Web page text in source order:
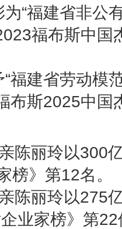
“福建省非公
福布斯中国
福建省劳动模
布斯2025中国
陈丽玲以300
榜》第12名。
陈丽玲以275
企业家榜》第